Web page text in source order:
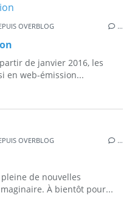
OVERBLOG …
de janvier 2016, les
en web-émission...
OVERBLOG …
de nouvelles
À bientôt pour...